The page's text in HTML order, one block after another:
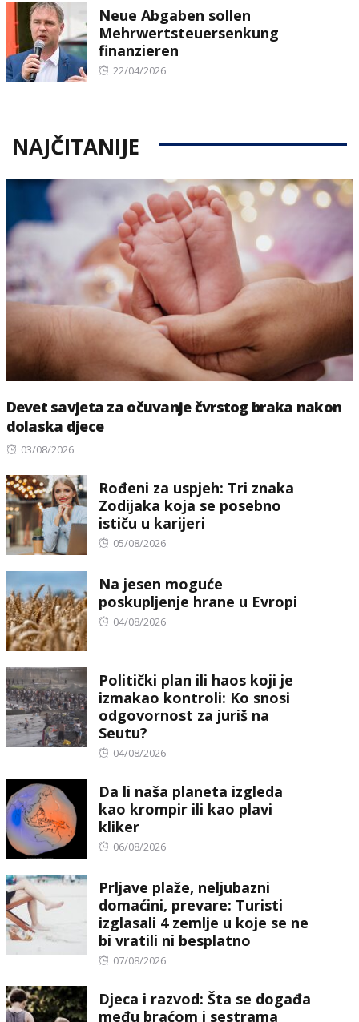
Neue Abgaben sollen
Mehrwertsteuersenkung
finanzieren
Posted
22/04/2026
NAJČITANIJE
Devet savjeta za očuvanje čvrstog braka nakon
dolaska djece
Posted
03/08/2026
Rođeni za uspjeh: Tri znaka
Zodijaka koja se posebno
ističu u karijeri
Posted
05/08/2026
Na jesen moguće
poskupljenje hrane u Evropi
Posted
04/08/2026
Politički plan ili haos koji je
izmakao kontroli: Ko snosi
odgovornost za juriš na
Seutu?
Posted
04/08/2026
Da li naša planeta izgleda
kao krompir ili kao plavi
kliker
Posted
06/08/2026
Prljave plaže, neljubazni
domaćini, prevare: Turisti
izglasali 4 zemlje u koje se ne
bi vratili ni besplatno
Posted
07/08/2026
Djeca i razvod: Šta se događa
među braćom i sestrama